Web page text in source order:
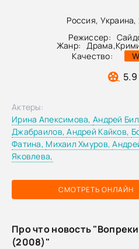
Россия,
Режиссер:
Жанр: Драма,
Качество:
5.9
СМОТРЕТЬ ОНЛАЙН
Актеры:
Ирина Апексимова,Андрей
Джабраилов,Андрей Кайков,
Фатина, Михаил Хмуров,
Яковлева,
Про что новость
(2008)"